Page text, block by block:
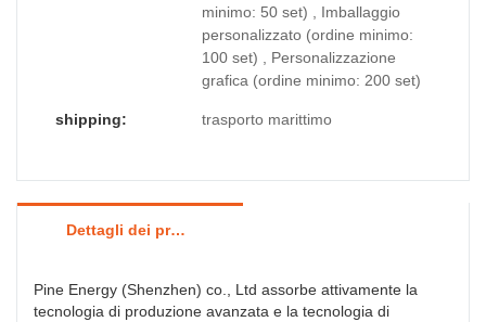
minimo: 50 set) , Imballaggio
personalizzato (ordine minimo:
100 set) , Personalizzazione
grafica (ordine minimo: 200 set)
shipping: trasporto marittimo
Dettagli dei prodotti
Pine Energy (Shenzhen) co., Ltd assorbe attivamente la
tecnologia di produzione avanzata e la tecnologia di